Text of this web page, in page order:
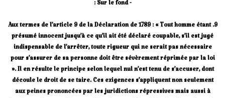
- Sur le fond :
9. Aux termes de l’article 9 de la Déclaration de 1789 : « Tout homme étant
présumé innocent jusqu’à ce qu’il ait été déclaré coupable, s’il est jugé
indispensable de l’arrêter, toute rigueur qui ne serait pas nécessaire
pour s’assurer de sa personne doit être sévèrement réprimée par la loi
». Il en résulte le principe selon lequel nul n’est tenu de s’accuser, dont
découle le droit de se taire. Ces exigences s’appliquent non seulement
aux peines prononcées par les juridictions répressives mais aussi à